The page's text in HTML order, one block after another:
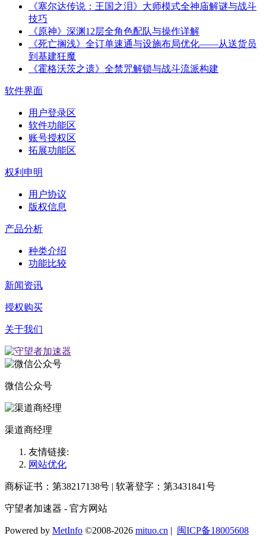
《塞尔达传说：王国之泪》大师模式全神庙解谜与战斗
技巧
《原神》深渊12层全角色配队与操作详解
《死亡搁浅》全订单速通与设施布局优化——从送货员
到基建狂魔
《霍格沃茨之遗》全禁咒解锁与战斗流派构建
软件界面
用户登录区
软件功能区
账号授权区
拓展功能区
权利申明
用户协议
版权信息
产品分析
种类介绍
功能比较
新闻资讯
授权购买
关于我们
微信公众号
渠道商经理
友情链接:
网站优化
商标证书：第38217138号 | 软著登字：第3431841号
守望者加速器 - 官方网站
Powered by MetInfo ©2008-2026 mituo.cn | 闽ICP备18005608